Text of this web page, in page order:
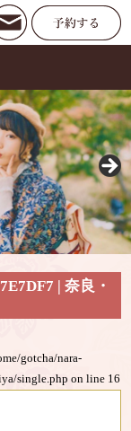
| 奈良・
gotcha/nara-
single.php on line 16